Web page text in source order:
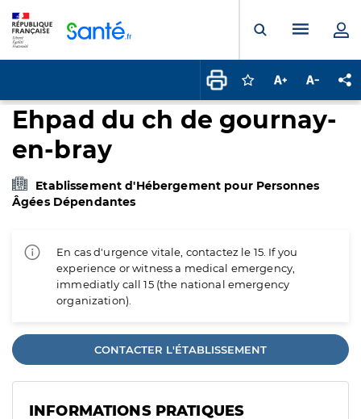
Ouvrir laMenu
Connectez-vous
Augmenter la
Ehpad du ch de gournay-
en-bray
Etablissement d'Hébergement pour Personnes
Âgées Dépendantes
En cas d'urgence vitale, contactez le 15. If you
experience or witness a medical emergency,
immediatly call 15 (the national emergency
organization).
CONTACTER L'ÉTABLISSEMENT
INFORMATIONS PRATIQUES